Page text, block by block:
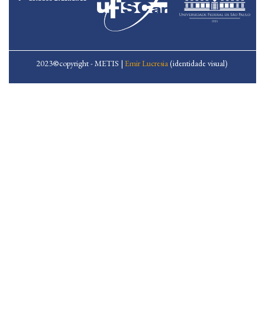
2023©copyright - METIS | Emir Lucresia(identidade visual)